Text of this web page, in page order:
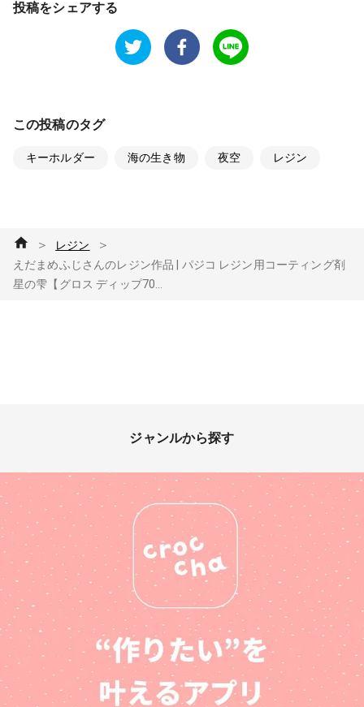
投稿をシェアする
この投稿のタグ
キーホルダー 海の生き物 夜空 レジン
＞ レジン ＞
えだまめふじさんのレジン作品 | パジコ レジン用コーティング剤
星の雫【グロス ディップ70...
ジャンルから探す